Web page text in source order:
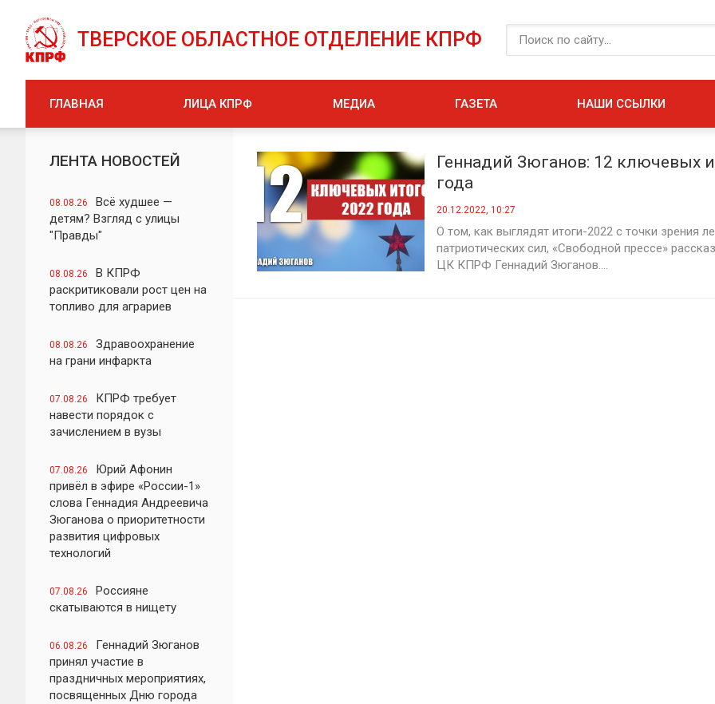
ТВЕРСКОЕ ОБЛАСТНОЕ ОТДЕЛЕНИЕ КПРФ
ГЛАВНАЯ ЛИЦА КПРФ МЕДИА ГАЗЕТА НАШИ ССЫЛКИ
ЛЕНТА НОВОСТЕЙ
08.08.26
Всё худшее —
детям? Взгляд с улицы
"Правды"
08.08.26
В КПРФ
раскритиковали рост цен на
топливо для аграриев
08.08.26
Здравоохранение
на грани инфаркта
07.08.26
КПРФ требует
навести порядок с
зачислением в вузы
07.08.26
Юрий Афонин
привёл в эфире «России-1»
слова Геннадия Андреевича
Зюганова о приоритетности
развития цифровых
технологий
07.08.26
Россияне
скатываются в нищету
06.08.26
Геннадий Зюганов
принял участие в
праздничных мероприятиях,
посвященных Дню города
Геннадий Зюганов: 12 ключевых
года
20.12.2022, 10:27
О том, как выглядят итоги-2022 с точки зрения
патриотических сил, «Свободной прессе»
ЦК КПРФ Геннадий Зюганов....